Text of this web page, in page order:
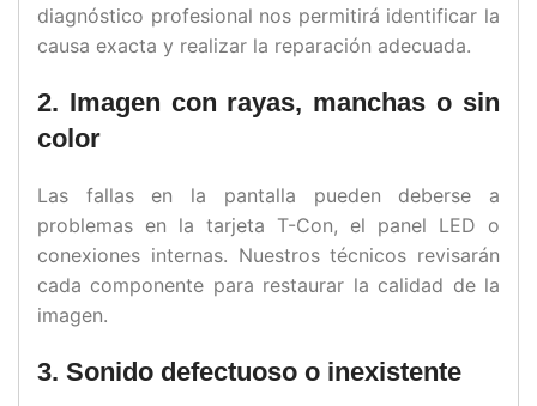
diagnóstico profesional nos permitirá identificar la
causa exacta y realizar la reparación adecuada.
2. Imagen con rayas, manchas o sin
color
Las fallas en la pantalla pueden deberse a
problemas en la tarjeta T-Con, el panel LED o
conexiones internas. Nuestros técnicos revisarán
cada componente para restaurar la calidad de la
imagen.
3. Sonido defectuoso o inexistente